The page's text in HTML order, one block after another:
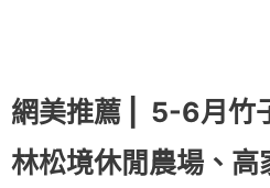
網美推薦 |
5-6月竹
林松境休閒農場、高